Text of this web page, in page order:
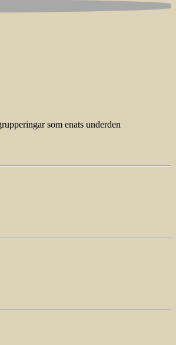
som enats underden